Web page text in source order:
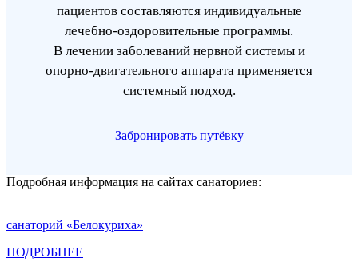
пациентов составляются индивидуальные
лечебно-оздоровительные программы.
В лечении заболеваний нервной системы и
опорно-двигательного аппарата применяется
системный подход.
Забронировать путёвку
Подробная информация на сайтах санаториев:
санаторий «Белокуриха»
ПОДРОБНЕЕ